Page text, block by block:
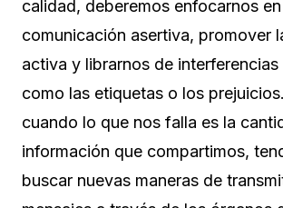
calidad, deberemos enfocarnos
comunicación asertiva, promover
activa y librarnos de interferencias
como las etiquetas o los
cuando lo que nos falla es la
información que compartimos,
buscar nuevas maneras de